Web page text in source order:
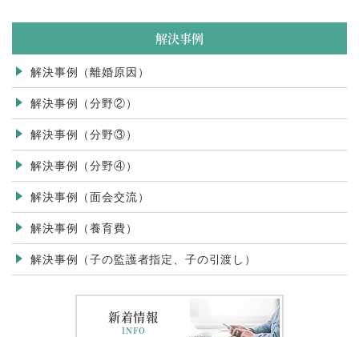
解決事例
解決事例（離婚原因）
解決事例（分野②）
解決事例（分野③）
解決事例（分野④）
解決事例（面会交流）
解決事例（養育費）
解決事例（子の監護者指定、子の引渡し）
新着情報
INFO